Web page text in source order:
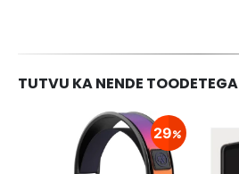
TUTVU KA NENDE TOODETEGA
29